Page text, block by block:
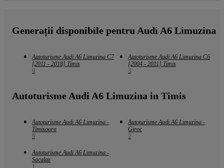
Generații disponibile pentru Audi A6 Limuzina
Autoturisme Audi A6 Limuzina C7
[2011 - 2018] Timis
9
Autoturisme Audi A6 Limuzina C6
[2004 - 2011] Timis
3
Autoturisme Audi A6 Limuzina in Timis
Autoturisme Audi A6 Limuzina -
Timisoara
9
Autoturisme Audi A6 Limuzina -
Giroc
2
Autoturisme Audi A6 Limuzina -
Sacalaz
1